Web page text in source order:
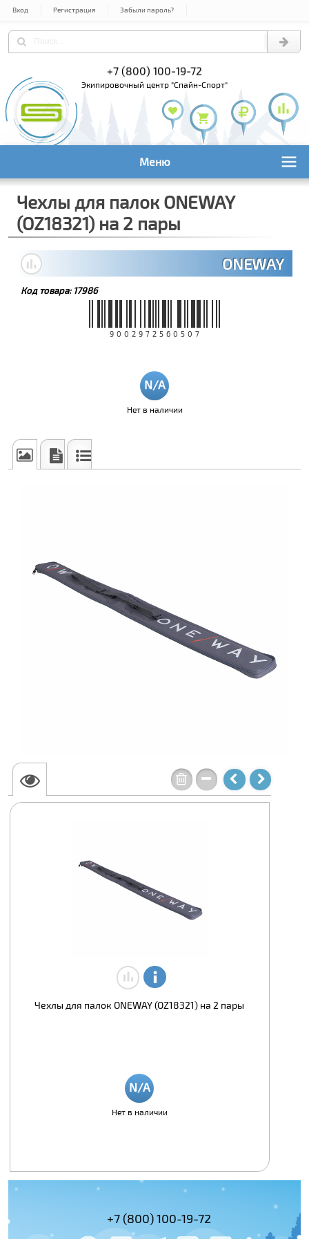
Вход Регистрация Забыли пароль?
+7 (800) 100-19-72
экипировочный центр "Спайн-Спорт"
Меню
Чехлы для палок ONEWAY
(OZ18321) на 2 пары
ONEWAY
Код товара: 17986
9002972560507
Нет в наличии
Чехлы для палок ONEWAY (OZ18321) на 2 пары
Нет в наличии
+7 (495)
+7 (800) 100-19-72
978-61-54